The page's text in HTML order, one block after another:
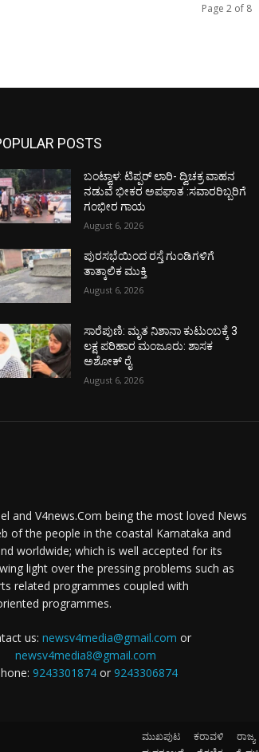
Page 2 of 8
POSTS
ಬಂಟ್ವಾಳ: ಟಿಪ್ಪರ್ ಲಾರಿ- ದ್ವಿಚಕ್ರ ವಾಹನ
ನಡುವೆ ಭೀಕರ ಅಪಘಾತ :ಸವಾರರಿಬ್ಬರಿಗೆ
ಗಂಭೀರ ಗಾಯ
August 6, 2026
ಪುರಸಭೆಯಿಂದ ರಸ್ತೆ ಗುಂಡಿಗಳಿಗೆ
ತಾತ್ಕಾಲಿಕ ಮುಕ್ತಿ
August 6, 2026
ಸಾರೆಪುಣಿ: ಮೃತ ನಿಶಾನಾ ಕುಟುಂಬಕ್ಕೆ 3
ಲಕ್ಷ ಪರಿಹಾರ ಮಂಜೂರು: ಶಾಸಕ
ಅಶೋಕ್ ರೈ
August 6, 2026
and V4news.Com being the most loved News
of the people in the coastal Karnataka and
worldwide; which is well accepted for its
light over the pressing problems such as
related programmes coupled with
programmes.
us: newsv4media@gmail.com or
newsv4media8@gmail.com
9243301874 or 9243306874
ಮುಖಪುಟ ಕರಾವಳಿ ರಾಜ್ಯ